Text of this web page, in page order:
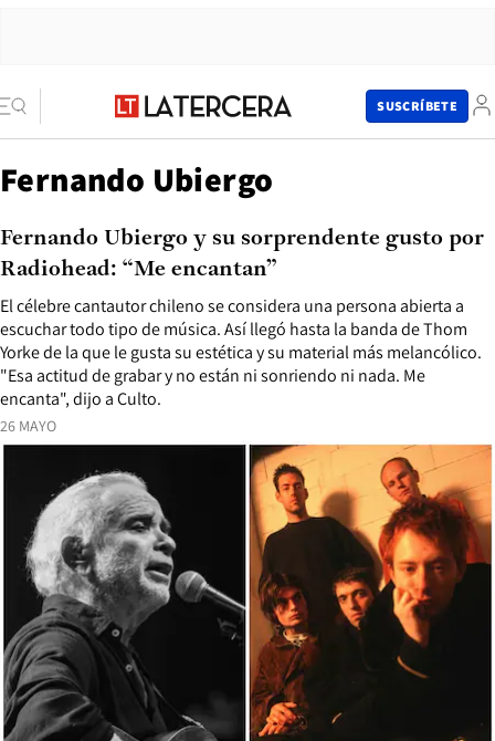
SUSCRÍBETE
Fernando Ubiergo
26 MAYO
El célebre cantautor chileno se considera una persona abierta a
escuchar todo tipo de música. Así llegó hasta la banda de Thom
Yorke de la que le gusta su estética y su material más melancólico.
"Esa actitud de grabar y no están ni sonriendo ni nada. Me
encanta", dijo a Culto.
Fernando Ubiergo y su sorprendente gusto por
Radiohead: “Me encantan”